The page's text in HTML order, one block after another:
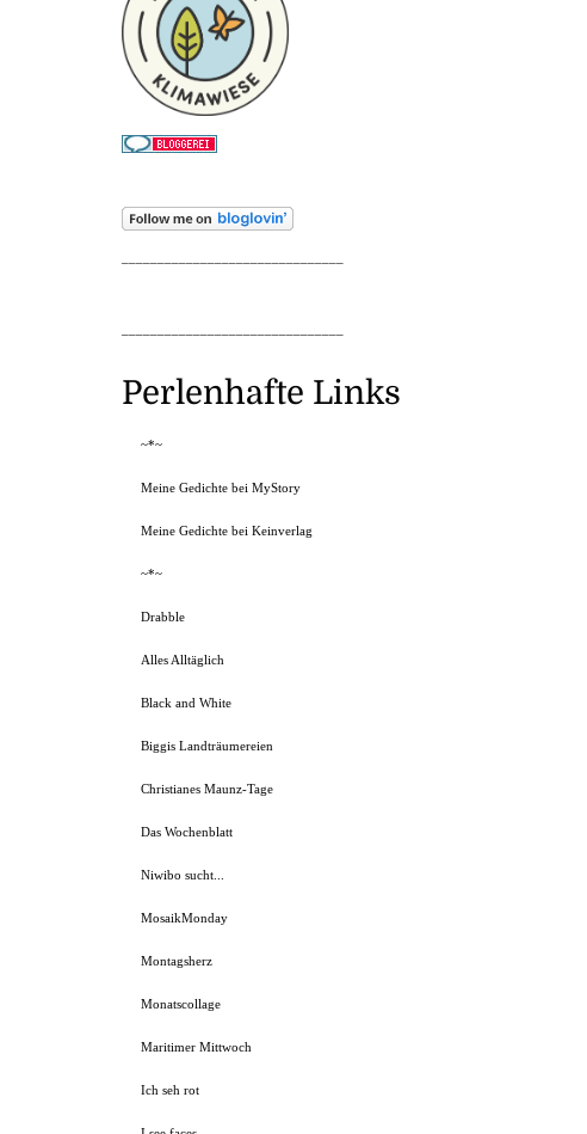
Perlenhafte Links
~*~
Meine Gedichte bei MyStory
Meine Gedichte bei Keinverlag
~*~
Drabble
Alles Alltäglich
Black and White
Biggis Landträumereien
Christianes Maunz-Tage
Das Wochenblatt
Niwibo sucht...
MosaikMonday
Montagsherz
Monatscollage
Maritimer Mittwoch
Ich seh rot